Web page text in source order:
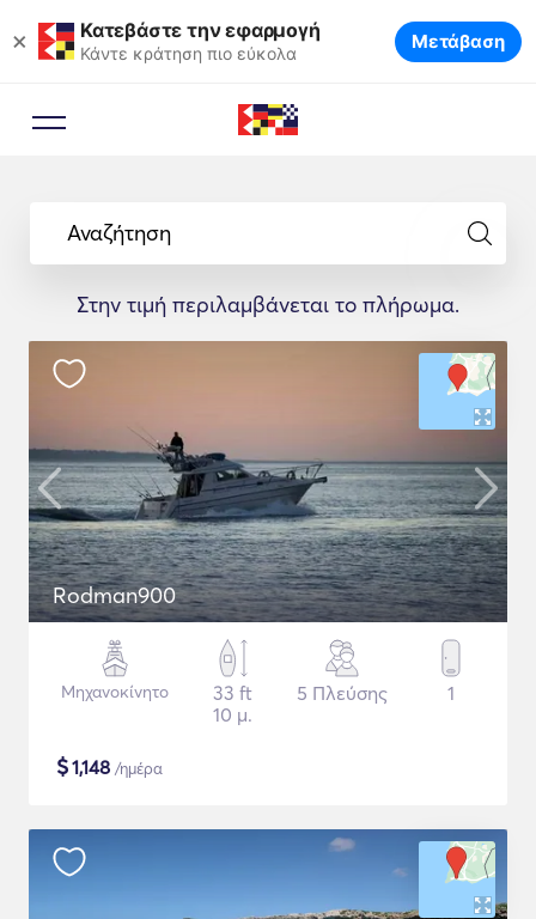
× Κατεβάστε την εφαρμογή
Κάντε κράτηση πιο εύκολα Μετάβαση
Αναζήτηση
Στην τιμή περιλαμβάνεται το πλήρωμα.
Rodman900
Μηχανοκίνητο
33 ft
10 μ.
5 Πλεύσης 1
$1,148 /ημέρα